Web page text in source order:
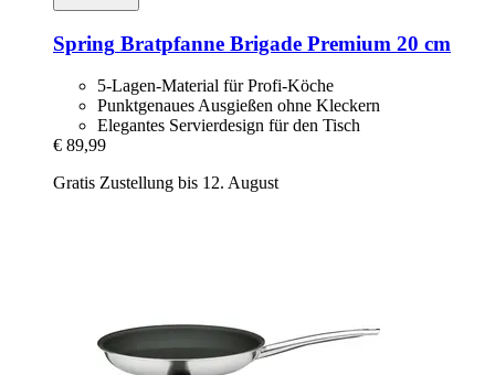
Spring Bratpfanne Brigade Premium 20 cm
5-Lagen-Material für Profi-Köche
Punktgenaues Ausgießen ohne Kleckern
Elegantes Servierdesign für den Tisch
€ 89,99
Gratis Zustellung bis 12. August